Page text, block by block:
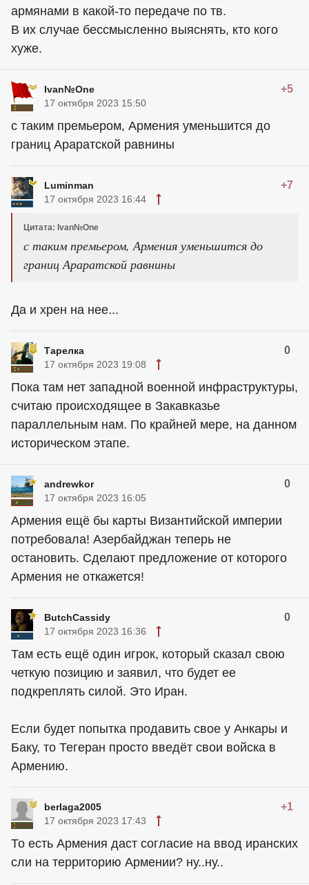
армянами в какой-то передаче по тв.
В их случае бессмысленно выяснять, кто кого
хуже.
Ivan№One +5
17 октября 2023 15:50
с таким премьером, Армения уменьшится до
границ Араратской равнины
Luminman +7
17 октября 2023 16:44
Цитата: Ivan№One
с таким премьером, Армения уменьшится до
границ Араратской равнины
Да и хрен на нее...
Тарелка 0
17 октября 2023 19:08
Пока там нет западной военной инфраструктуры,
считаю происходящее в Закавказье
параллельным нам. По крайней мере, на данном
историческом этапе.
andrewkor 0
17 октября 2023 16:05
Армения ещё бы карты Византийской империи
потребовала! Азербайджан теперь не
остановить. Сделают предложение от которого
Армения не откажется!
ButchCassidy 0
17 октября 2023 16:36
Там есть ещё один игрок, который сказал свою
четкую позицию и заявил, что будет ее
подкреплять силой. Это Иран.
Если будет попытка продавить свое у Анкары и
Баку, то Тегеран просто введёт свои войска в
Армению.
berlaga2005 +1
17 октября 2023 17:43
То есть Армения даст согласие на ввод иранских
сли на территорию Армении? ну..ну..